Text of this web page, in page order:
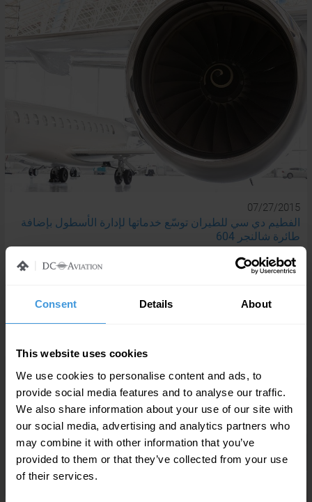
Consent Details About
This website uses cookies
We use cookies to personalise content and ads, to
provide social media features and to analyse our traffic.
We also share information about your use of our site with
our social media, advertising and analytics partners who
may combine it with other information that you’ve
provided to them or that they’ve collected from your use
of their services.
07/27/2015
الفطيم دي سي للطيران توسّع خدماتها لإدارة الأسطول بإضافة
طائرة شالنجر 604
الإمارات العربية المتحدة، دبي: 27 يوليو 2015: وسّعت شركة الفطيم